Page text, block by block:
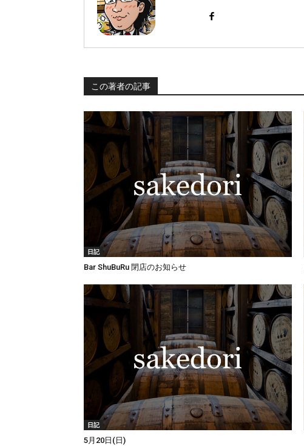
この著者の記事
日記
Bar ShuBuRu 閉店のお知らせ
日記
5月20日(日)